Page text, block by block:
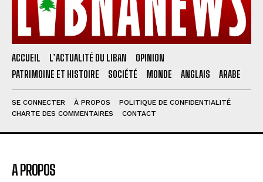
ACCUEIL L’ACTUALITÉ DU LIBAN
OPINION
PATRIMOINE ET HISTOIRE
SOCIÉTÉ MONDE ANGLAIS ARABE
SE CONNECTER À PROPOS
POLITIQUE DE CONFIDENTIALITÉ
CHARTE DES COMMENTAIRES
CONTACT
A PROPOS